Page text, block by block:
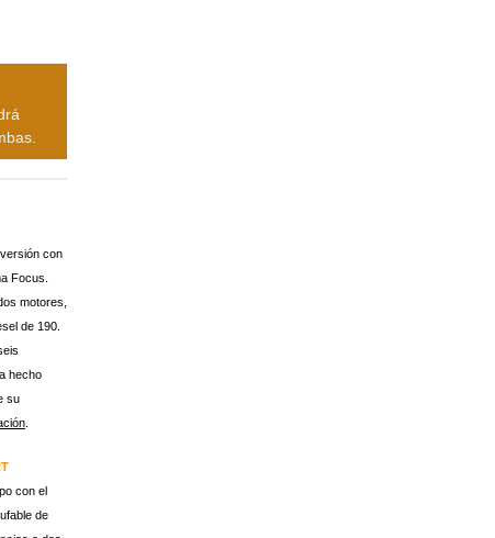
con
Focus.
motores,
de 190.
hecho
su
con el
de